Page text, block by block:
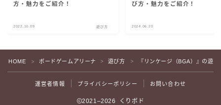
方・魅力をご紹介！
2022.10.09 遊び方
び方・魅力をご紹介！
2024.06.20
HOME ＞ ボードゲームアリーナ ＞ 遊び方 ＞ 『リンケージ（BGA）』の遊
運営者情報 プライバシーポリシー お問い合わせ
2021–2026 くりボド